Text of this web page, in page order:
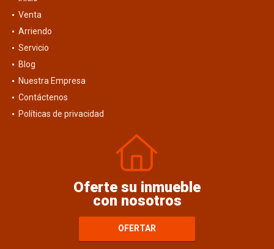
Venta
Arriendo
Servicio
Blog
Nuestra Empresa
Contáctenos
Políticas de privacidad
Oferte su inmueble
con nosotros
OFERTAR